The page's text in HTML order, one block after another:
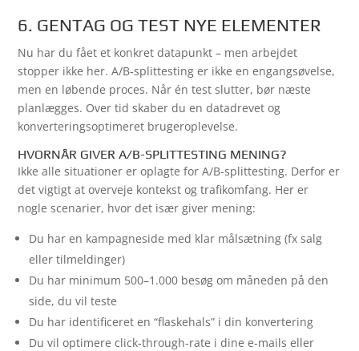
6. GENTAG OG TEST NYE ELEMENTER
Nu har du fået et konkret datapunkt – men arbejdet
stopper ikke her. A/B-splittesting er ikke en engangsøvelse,
men en løbende proces. Når én test slutter, bør næste
planlægges. Over tid skaber du en datadrevet og
konverteringsoptimeret brugeroplevelse.
HVORNÅR GIVER A/B-SPLITTESTING MENING?
Ikke alle situationer er oplagte for A/B-splittesting. Derfor er
det vigtigt at overveje kontekst og trafikomfang. Her er
nogle scenarier, hvor det især giver mening:
Du har en kampagneside med klar målsætning (fx salg
eller tilmeldinger)
Du har minimum 500–1.000 besøg om måneden på den
side, du vil teste
Du har identificeret en “flaskehals” i din konvertering
Du vil optimere click-through-rate i dine e-mails eller